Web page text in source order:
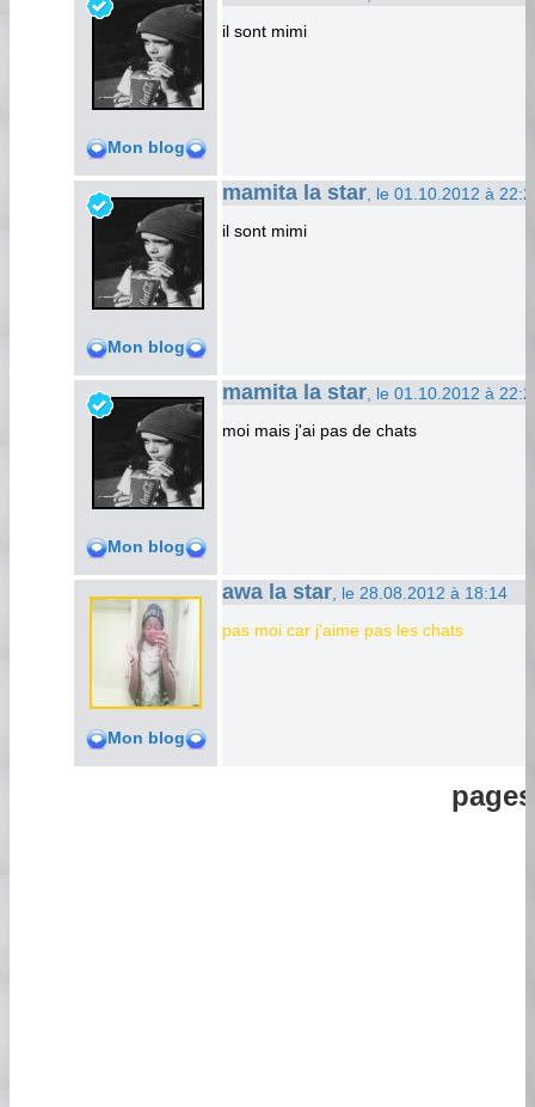
Mon blog
il sont mimi
Mon blog
mamita la star , le 01.10.2012 à
il sont mimi
Mon blog
mamita la star , le 01.10.2012 à
moi mais j'ai pas de chats
Mon blog
awa la star , le 28.08.2012 à 18:14
pas moi car j'aime pas les chats